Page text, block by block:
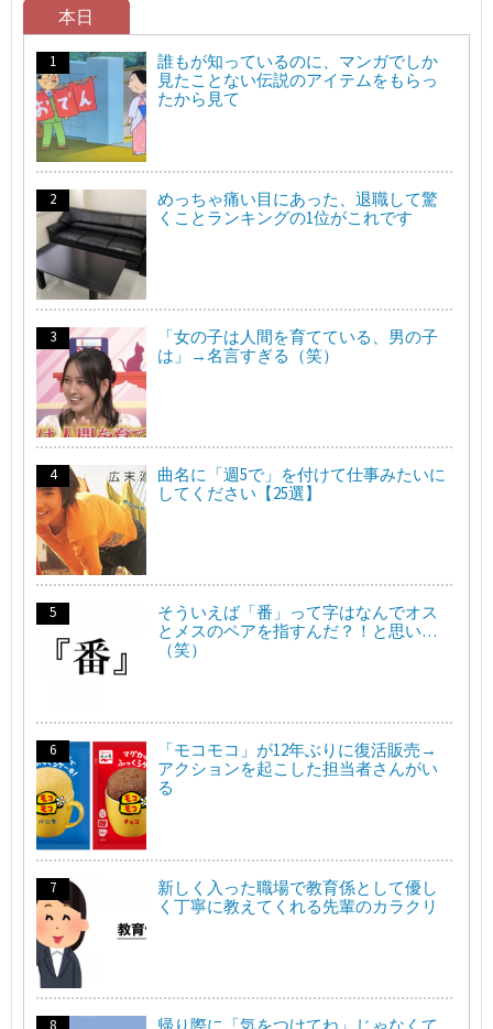
本日
誰もが知っているのに、マンガでしか
見たことない伝説のアイテムをもらっ
たから見て
めっちゃ痛い目にあった、退職して驚
くことランキングの1位がこれです
「女の子は人間を育てている、男の子
は」→名言すぎる（笑）
曲名に「週5で」を付けて仕事みたいに
してください【25選】
そういえば「番」って字はなんでオス
とメスのペアを指すんだ？！と思い…
（笑）
「モコモコ」が12年ぶりに復活販売→
アクションを起こした担当者さんがい
る
新しく入った職場で教育係として優し
く丁寧に教えてくれる先輩のカラクリ